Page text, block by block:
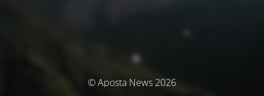
© Aposta News 2026